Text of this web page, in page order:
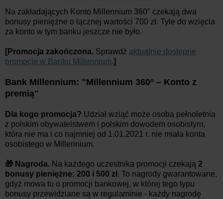
Na zakładających Konto Millennium 360° czekają dwa
bonusy pieniężne o łącznej wartości 700 zł. Tyle do wzięcia
za konto w tym banku jeszcze nie było.
[Promocja zakończona. Sprawdź aktualnie dostępne
promocje w Banku Millennium.]
Bank Millennium: "Millennium 360° – Konto z
premią"
Dla kogo promocja? Udział wziąć może osoba pełnoletnia
z polskim obywatelstwem i polskim dowodem osobistym,
która nie ma i co najmniej od 1.01.2021 r. nie miała konta
osobistego w Millennium.
🎁 Nagroda. Na każdego uczestnika promocji czekają 2
bonusy pieniężne: 200 i 500 zł. To nagrody gwarantowane,
gdyż mowa tu o promocji bankowej, w której tego typu
bonusy przewidziane są w regulaminie - każdy nagrodę